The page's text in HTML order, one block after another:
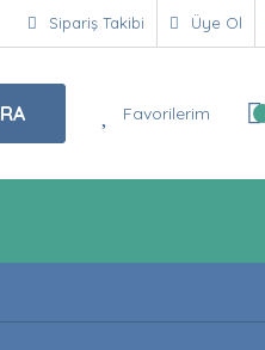
Sipariş Takibi Üye Ol
Favorilerim